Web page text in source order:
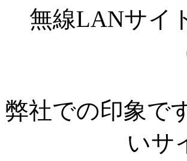
無線LANサイ
弊社での印象で
いサ